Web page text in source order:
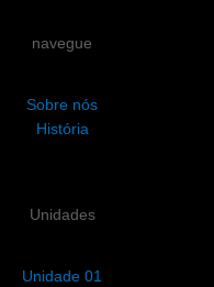
navegue
Sobre nós
História
Unidades
Unidade 01